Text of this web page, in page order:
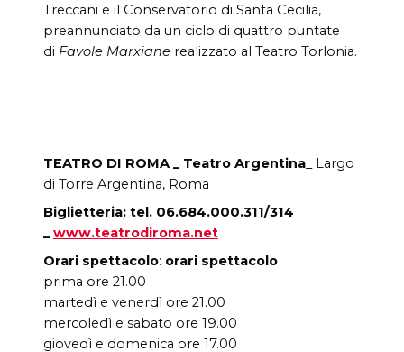
Treccani e il Conservatorio di Santa Cecilia,
preannunciato da un ciclo di quattro puntate
di Favole Marxiane realizzato al Teatro Torlonia.
TEATRO DI ROMA _ Teatro Argentina _ Largo
di Torre Argentina, Roma
Biglietteria: tel. 06.684.000.311/314
_ www.teatrodiroma.net
Orari spettacolo: orari spettacolo
prima ore 21.00
martedì e venerdì ore 21.00
mercoledì e sabato ore 19.00
giovedì e domenica ore 17.00